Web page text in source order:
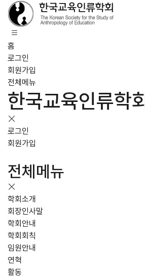
홈
로그인
회원가입
전체메뉴
한국교육인류학회
로그인
회원가입
전체메뉴
학회소개
회장인사말
학회안내
학회회칙
임원안내
연혁
활동